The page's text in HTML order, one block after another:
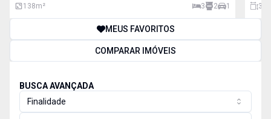
01 ga
138m² 3 2 1 300
MEUS FAVORITOS
COMPARAR IMÓVEIS
BUSCA AVANÇADA
Finalidade